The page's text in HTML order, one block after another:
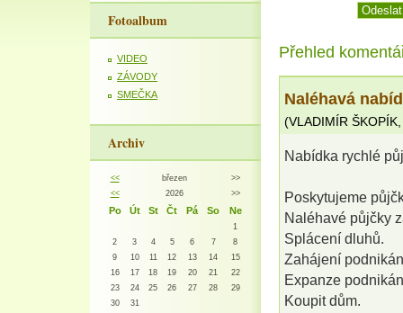
Fotoalbum
VIDEO
ZÁVODY
SMEČKA
Archiv
<< březen
>>
<<
2026 >>
Po Út St Čt Pá So Ne
1
2
3 4 5 6 7
8
9
10 11 12 13 14
15
16
17 18 19 20 21
22
23
24 25 26 27 28
29
30
31
Přehled
Naléhavá
(VLADIMÍR ŠKOPÍK
Nabídka rychlé
Poskytujeme
Naléhavé půjčky
Splácení dluhů.
Zahájení
Expanze
Koupit dům.